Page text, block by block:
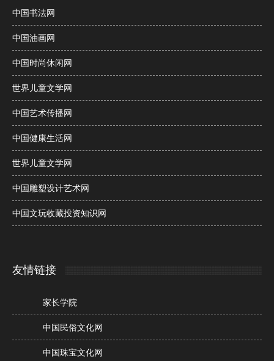
中国书法网
中国油画网
中国时尚休闲网
世界儿童文学网
中国艺术传播网
中国健康生活网
世界儿童文学网
中国雕塑设计艺术网
中国文玩收藏投资知识网
友情链接
家长学院
中国民俗文化网
中国珠宝文化网